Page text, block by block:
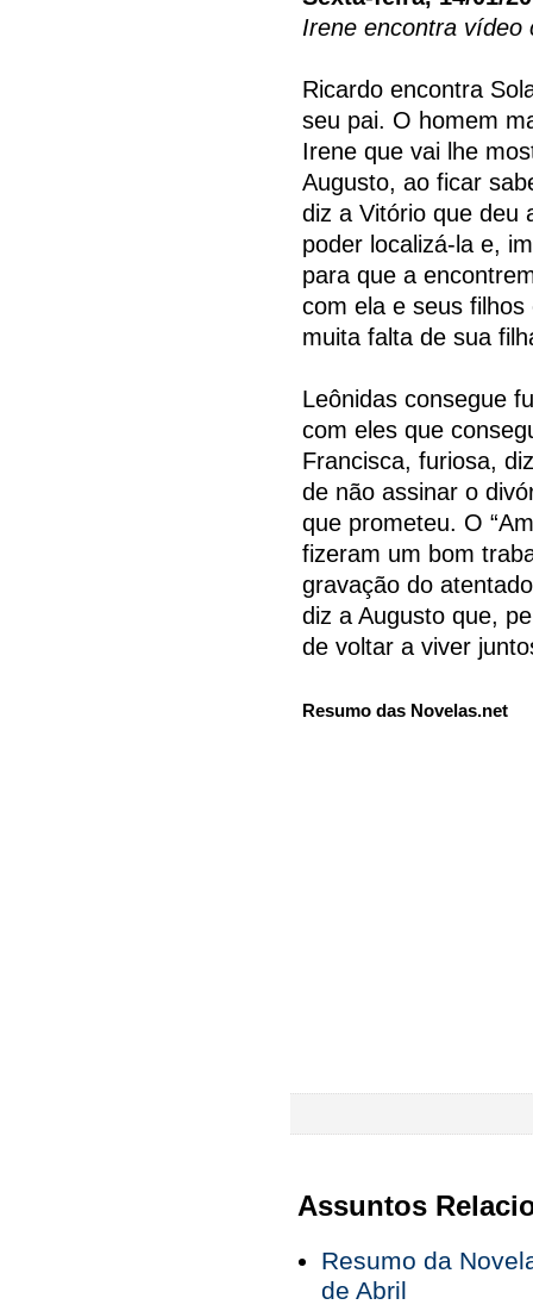
Irene encontra vídeo
Ricardo encontra
seu pai. O homem
Irene que vai lhe
Augusto, ao ficar
diz a Vitório que deu
poder localizá-la e,
para que a
com ela e seus
muita falta de sua
Leônidas consegue
com eles que
Francisca, furiosa,
de não assinar o
que prometeu. O
fizeram um bom
gravação do
diz a Augusto que,
de voltar a viver
Resumo das Novelas.net
Assuntos
Resumo da
de Abril